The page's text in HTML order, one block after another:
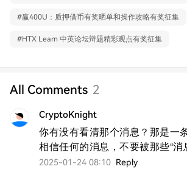
#赢400U：质押借币有奖晒单和操作攻略有奖征集
#HTX Learn 中英论坛辩题精彩观点有奖征集
All Comments 2
CryptoKnight
你有没有看清那个消息？那是一
相信任何的消息，不要被那些“消
2025-01-24 08:10 Reply